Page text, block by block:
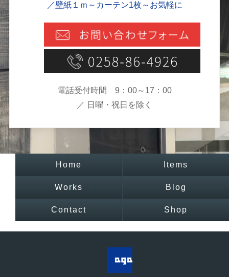
／壁紙１ｍ～カーテン1枚～お気軽に
電話受付時間 9：00～17：00
／ 日曜・祝日を除く
Home Items
Works Blog
Contact Shop